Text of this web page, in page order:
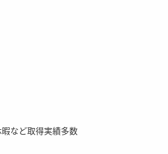
など取得実績多数